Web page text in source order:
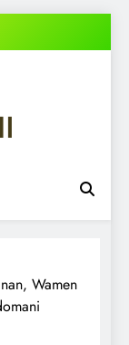
Wamen